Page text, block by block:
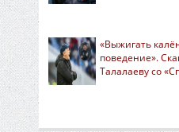
«Выжигать
поведение».
Талалаеву со